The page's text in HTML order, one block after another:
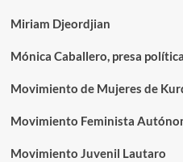
Miriam Djeordjian
Mónica Caballero, presa
Movimiento de Mujeres de
Movimiento Feminista
Movimiento Juvenil Lautaro